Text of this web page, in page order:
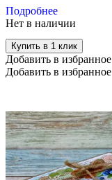
Подробнее
Нет в наличии
Купить в 1 клик
Добавить в избранное
Добавить в избранное